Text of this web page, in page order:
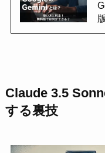
Claude 3.5
する裏技